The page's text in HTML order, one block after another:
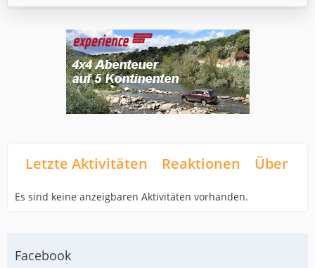
Letzte Aktivitäten Reaktionen Über
Es sind keine anzeigbaren Aktivitäten vorhanden.
Facebook